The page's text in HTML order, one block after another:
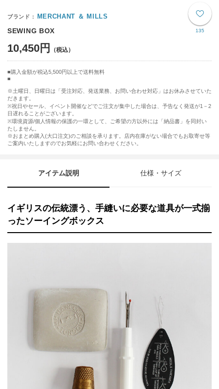
135
MERCHANT ＆ MILLS
SEWING BOX
10,450円
購入金額が税込5,500円以上で送料無料
※土曜日、日曜日は「受注対応、発送業務、お問い合わせ対応」はお休みさせていた
だきます。
※祝日やセール、イベント開催などでご注文が集中した場合は、予告なく発送が1－2
日遅れることがございます。
※環境資源/個人情報の保護の一環として、ご希望の方以外には「納品書」を同封い
たしません。
※おまとめ購入(大口注文)のご相談を承ります。店内在庫がない場合でもお取寄せ等
ご案内いたしますのでお気軽にお問い合わせください。
アイテム説明 仕様・サイズ
イギリスの伝統漂う、手縫いに必要な道具が一式揃
ったソーイングボックス